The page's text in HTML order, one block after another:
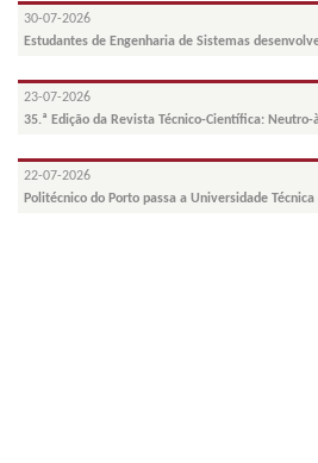
30-07-2026
Estudantes de Engenharia de Sistemas
23-07-2026
35.ª Edição da Revista Técnico-Científica: Neutro-
22-07-2026
Politécnico do Porto passa a Universidade Técnica